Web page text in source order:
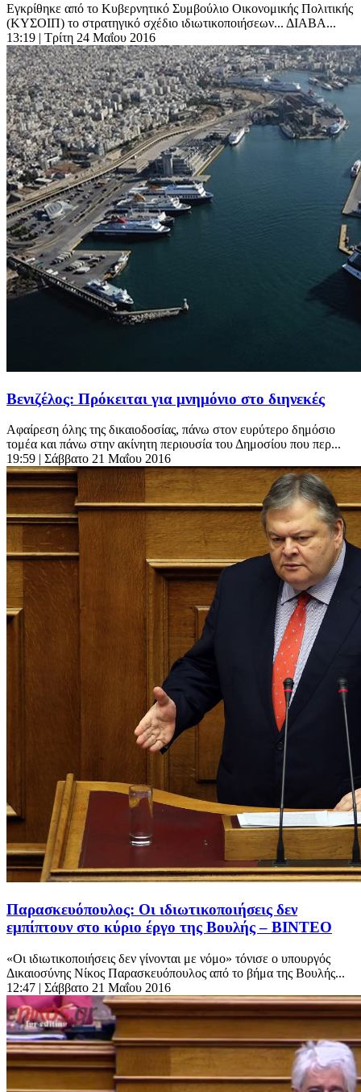
Εγκρίθηκε από το Κυβερνητικό Συμβούλιο Οικονομικής Πολιτικής
(ΚΥΣΟΙΠ) το στρατηγικό σχέδιο ιδιωτικοποιήσεων... ΔΙΑΒΑ...
13:19 | Τρίτη 24 Μαΐου 2016
Βενιζέλος: Πρόκειται για μνημόνιο στο διηνεκές
Αφαίρεση όλης της δικαιοδοσίας, πάνω στον ευρύτερο δημόσιο
τομέα και πάνω στην ακίνητη περιουσία του Δημοσίου που περ...
19:59 | Σάββατο 21 Μαΐου 2016
Παρασκευόπουλος: Οι ιδιωτικοποιήσεις δεν
εμπίπτουν στο κύριο έργο της Βουλής – ΒΙΝΤΕΟ
«Οι ιδιωτικοποιήσεις δεν γίνονται με νόμο» τόνισε ο υπουργός
Δικαιοσύνης Νίκος Παρασκευόπουλος από το βήμα της Βουλής...
12:47 | Σάββατο 21 Μαΐου 2016